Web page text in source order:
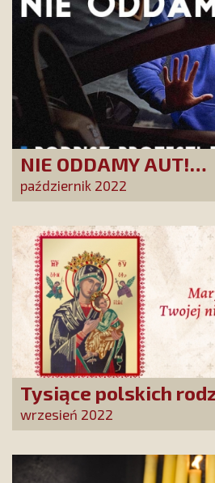
NIE ODDAMY AUT!
Pseudoekologiczna
uderzy w każdego
październik 2022
Tysiące polskich
się nieustającej
Bożej!
wrzesień 2022